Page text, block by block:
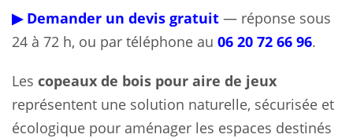
▶ Demander un devis gratuit — réponse sous
24 à 72 h, ou par téléphone au 06 20 72 66 96.
Les copeaux de bois pour aire de jeux
représentent une solution naturelle, sécurisée et
écologique pour aménager les espaces destinés